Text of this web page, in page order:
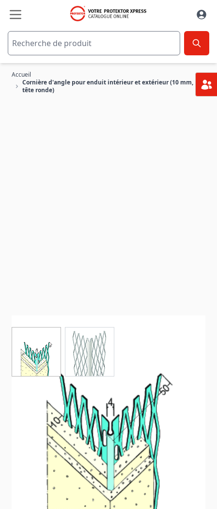
Accueil
Cornière d'angle pour enduit intérieur et extérieur (10 mm,
tête ronde)
View larger imageView larger image
Cornière d'angle pour enduit intérieur
et extérieur (10 mm, tête ronde)
Profilé d’arête en acier galvanisé avec revêtement en zinc
surélevé, pour une meilleure protection contre la
corrosion, pour enduits intérieurs et extérieurs à partir de
1085Z